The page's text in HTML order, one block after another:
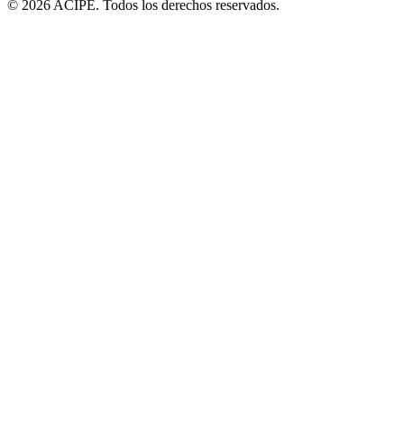
© 2026 ACIPE. Todos los derechos reservados.